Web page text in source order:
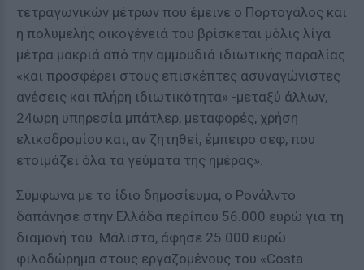
τετραγωνικών μέτρων που έμεινε ο Πορτογάλος και
η πολυμελής οικογένειά του βρίσκεται μόλις λίγα
μέτρα μακριά από την αμμουδιά ιδιωτικής παραλίας
«και προσφέρει στους επισκέπτες ασυναγώνιστες
ανέσεις και πλήρη ιδιωτικότητα» -μεταξύ άλλων,
24ωρη υπηρεσία μπάτλερ, μεταφορές, χρήση
ελικοδρομίου και, αν ζητηθεί, έμπειρο σεφ, που
ετοιμάζει όλα τα γεύματα της ημέρας».
Σύμφωνα με το ίδιο δημοσίευμα, ο Ρονάλντο
δαπάνησε στην Ελλάδα περίπου 56.000 ευρώ για τη
διαμονή του. Μάλιστα, άφησε 25.000 ευρώ
φιλοδώρημα στους εργαζομένους του «Costa